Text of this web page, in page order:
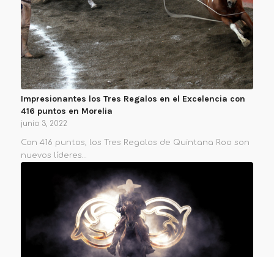
Impresionantes los Tres Regalos en el Excelencia con
416 puntos en Morelia
junio 3, 2022
Con 416 puntos, los Tres Regalos de Quintana Roo son
nuevos líderes…